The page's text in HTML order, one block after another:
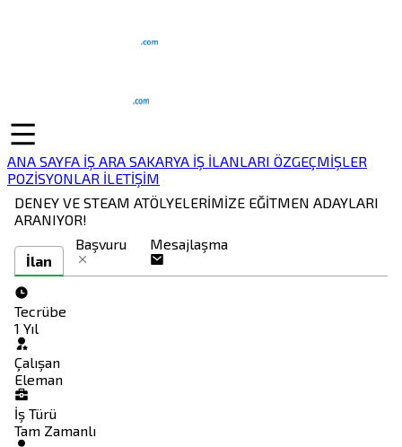
ANA SAYFA İŞ ARA SAKARYA İŞ İLANLARI ÖZGEÇMİŞLER
POZİSYONLAR İLETİŞİM
DENEY VE STEAM ATÖLYELERİMİZE EĞİTMEN ADAYLARI
ARANIYOR!
İlan
Başvuru Mesajlaşma
Tecrübe
1 Yıl
Çalışan
Eleman
İş Türü
Tam Zamanlı